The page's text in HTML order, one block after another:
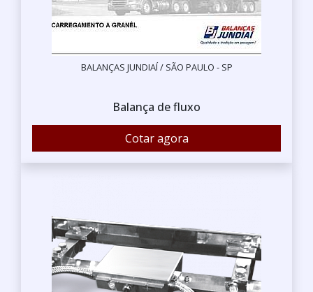
BALANÇAS JUNDIAÍ / SÃO PAULO - SP
Balança de fluxo
Cotar agora